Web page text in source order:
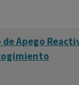
Apego